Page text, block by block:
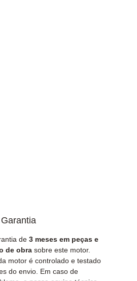
de 3 meses em peças e
de obra sobre este motor.
motor é controlado e testado
do envio. Em caso de